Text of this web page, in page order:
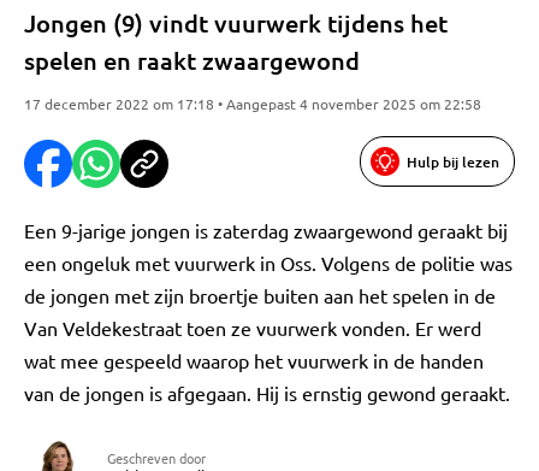
Jongen (9) vindt vuurwerk tijdens het
spelen en raakt zwaargewond
17 december 2022 om 17:18 • Aangepast 4 november 2025 om 22:58
Hulp bij lezen
Een 9-jarige jongen is zaterdag zwaargewond geraakt bij
een ongeluk met vuurwerk in Oss. Volgens de politie was
de jongen met zijn broertje buiten aan het spelen in de
Van Veldekestraat toen ze vuurwerk vonden. Er werd
wat mee gespeeld waarop het vuurwerk in de handen
van de jongen is afgegaan. Hij is ernstig gewond geraakt.
Geschreven door